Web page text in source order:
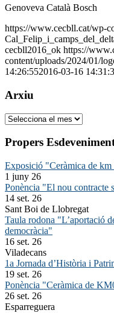
Genoveva Català Bosch
https://www.cecbll.cat/wp-
cecbll2016_ok https://
content/uploads/2024/01/
14:26:552016-03-16
Arxiu
Arxiu
Propers
Exposició "Ceràmica de km
1 juny 26
Ponència "El nou contracte
14 set. 26
Sant Boi de Llobregat
Taula rodona "L’aportació
democràcia"
16 set. 26
Viladecans
1a Jornada d’Història i
19 set. 26
Ponència "Ceràmica de
26 set. 26
Esparreguera